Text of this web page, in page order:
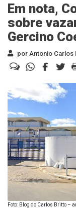
Em nota,
sobre
Gercino
por Antonio Carlos
Foto: Blog do Carlos Britto –